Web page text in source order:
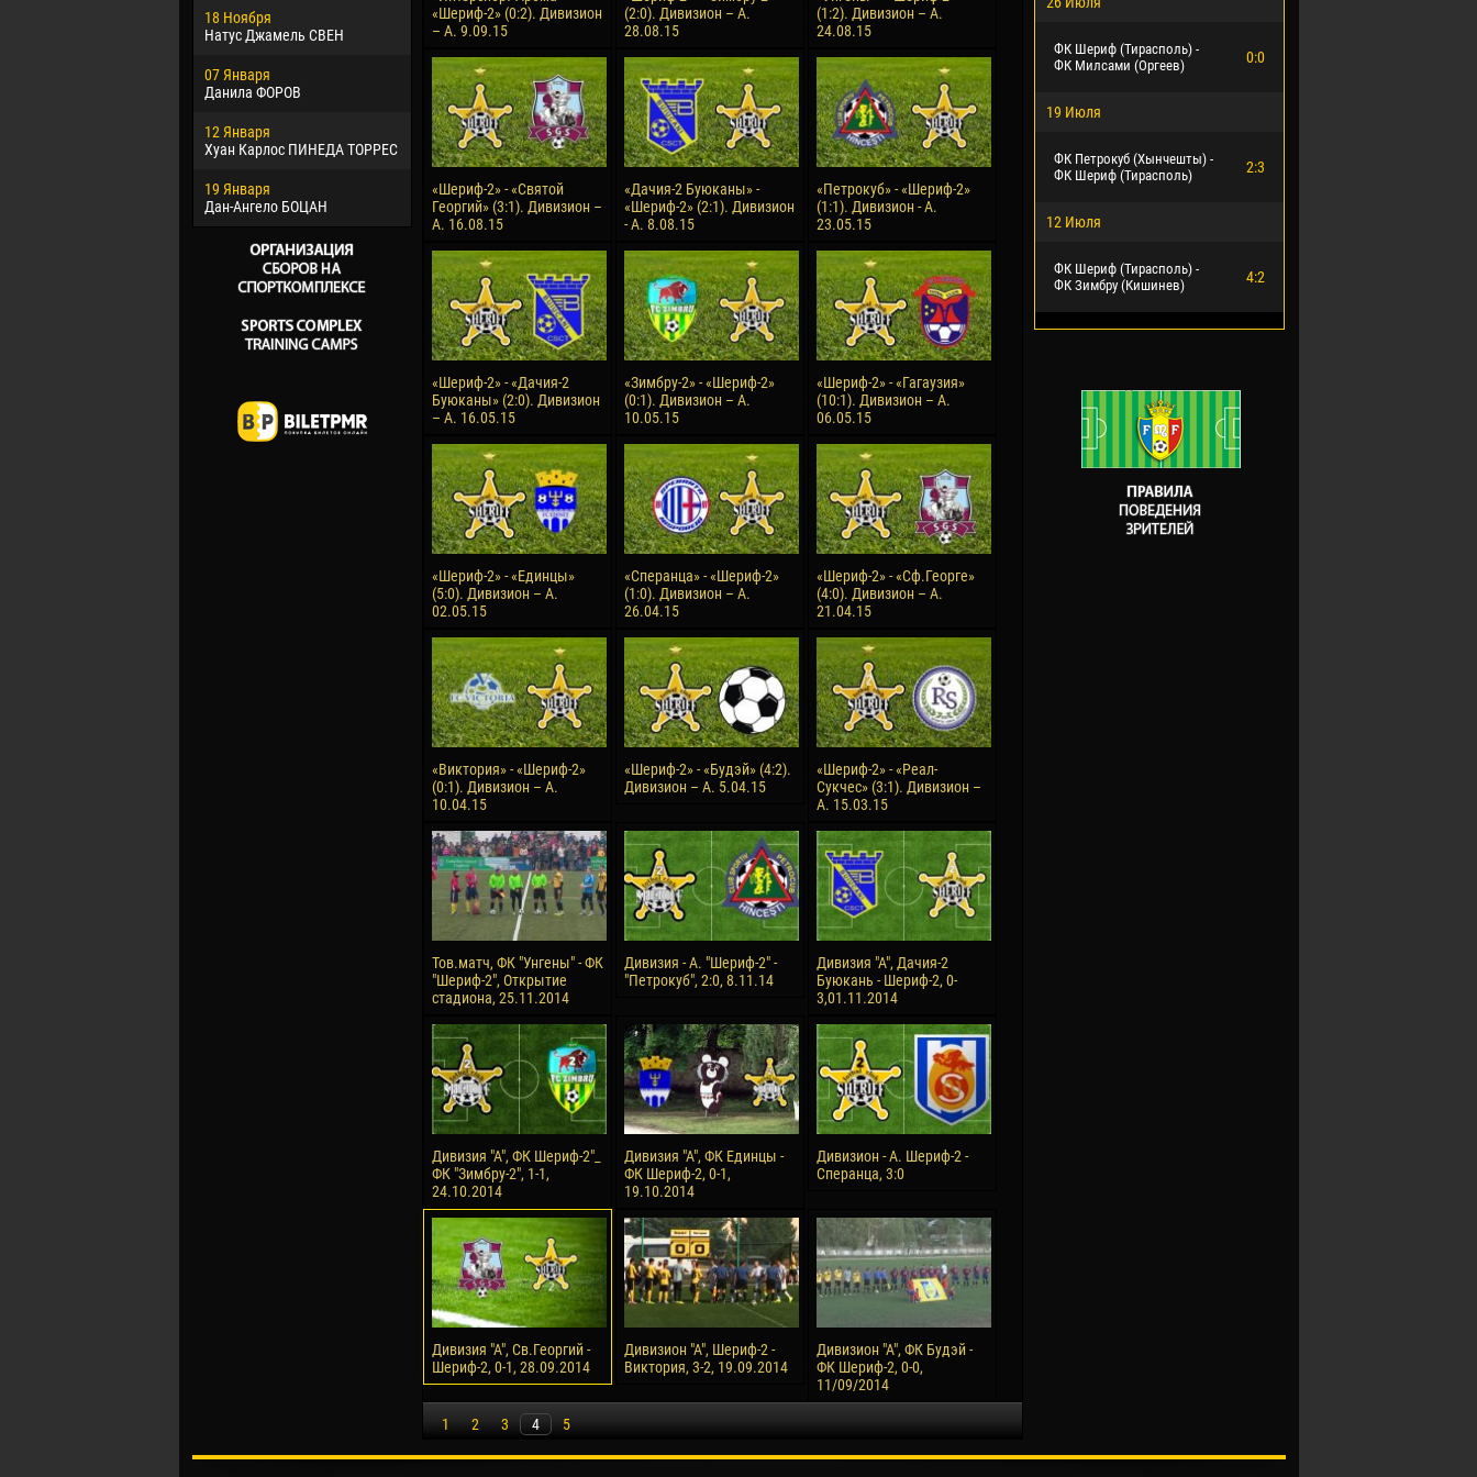
18 Ноября
Натус Джамель СВЕН
07 Января
Данила ФОРОВ
12 Января
Хуан Карлос ПИНЕДА ТОРРЕС
19 Января
Дан-Ангело БОЦАН
Хайдер Морено АСПРИЛЬЯ
22 Марта
Самба КОНЕ
26 Марта
Витор Уго Морайс де
ОЛИВЕЙРА
28 Марта
Раи ЛОПЕС ДЕ ОЛИВЕЙРА
Виктор ЧУМАШУ
28 Июня
Сумаила МАГАССУБА
10 Июля
Бурама ФОМБА
15 Июля
Иван ДЮЛГЕРОВ
«Шериф-2» (0:2). Дивизион
– А. 9.09.15
(2:0). Дивизион – А.
28.08.15
(1:2). Дивизион – А.
24.08.15
«Шериф-2» - «Святой
Георгий» (3:1). Дивизион –
А. 16.08.15
«Дачия-2 Буюканы» -
«Шериф-2» (2:1). Дивизион
- А. 8.08.15
«Петрокуб» - «Шериф-2»
(1:1). Дивизион - А.
23.05.15
«Шериф-2» - «Дачия-2
Буюканы» (2:0). Дивизион
– А. 16.05.15
«Зимбру-2» - «Шериф-2»
(0:1). Дивизион – А.
10.05.15
«Шериф-2» - «Гагаузия»
(10:1). Дивизион – А.
06.05.15
«Шериф-2» - «Единцы»
(5:0). Дивизион – А.
02.05.15
«Сперанца» - «Шериф-2»
(1:0). Дивизион – А.
26.04.15
«Шериф-2» - «Сф.Георге»
(4:0). Дивизион – А.
21.04.15
«Виктория» - «Шериф-2»
(0:1). Дивизион – А.
10.04.15
«Шериф-2» - «Будэй» (4:2).
Дивизион – А. 5.04.15
«Шериф-2» - «Реал-
Сукчес» (3:1). Дивизион –
А. 15.03.15
Тов.матч, ФК "Унгены" - ФК
"Шериф-2", Открытие
стадиона, 25.11.2014
Дивизия - А. "Шериф-2" -
"Петрокуб", 2:0, 8.11.14
Дивизия "А", Дачия-2
Буюкань - Шериф-2, 0-
3,01.11.2014
Дивизия "А", ФК Шериф-2"_
ФК "Зимбру-2", 1-1,
24.10.2014
Дивизия "А", ФК Единцы -
ФК Шериф-2, 0-1,
19.10.2014
Дивизион - А. Шериф-2 -
Сперанца, 3:0
Дивизия "А", Св.Георгий -
Шериф-2, 0-1, 28.09.2014
Дивизион "А", Шериф-2 -
Виктория, 3-2, 19.09.2014
Дивизион "А", ФК Будэй -
ФК Шериф-2, 0-0,
11/09/2014
1 2 3 4 5
ФК Шериф (Тирасполь) -
ФК Милсами (Оргеев)
0:0
19 Июля
ФК Петрокуб (Хынчешты) -
ФК Шериф (Тирасполь)
2:3
12 Июля
ФК Шериф (Тирасполь) -
ФК Зимбру (Кишинев)
4:2